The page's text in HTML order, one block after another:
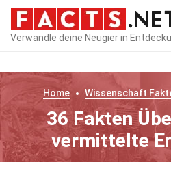
Verwandle deine Neugier in
Home Wissenschaft
36 Fakten
vermittelte